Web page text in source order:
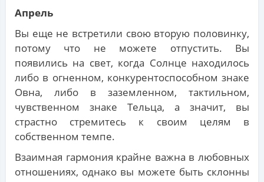
Апрель
Вы еще не встретили свою вторую половинку,
потому что не можете отпустить. Вы
появились на свет, когда Солнце находилось
либо в огненном, конкурентоспособном знаке
Овна, либо в заземленном, тактильном,
чувственном знаке Тельца, а значит, вы
страстно стремитесь к своим целям в
собственном темпе.
Взаимная гармония крайне важна в любовных
отношениях, однако вы можете быть склонны